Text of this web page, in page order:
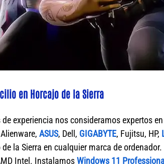
en Horcajo de la Sierra
experiencia nos consideramos expertos en
ASUS, Dell, GIGABYTE, Fujitsu, HP,
la Sierra en cualquier marca de
Intel. InstalamosWindows 11